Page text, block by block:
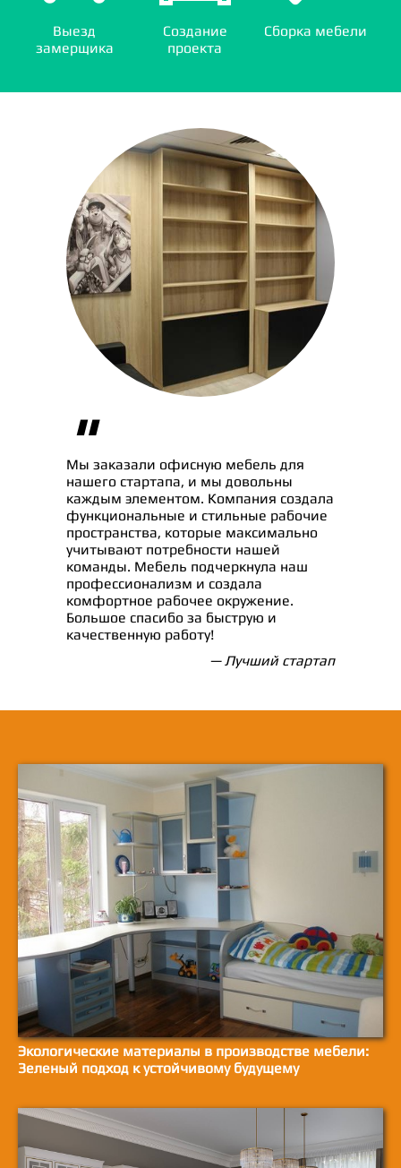
Выезд
замерщика
Создание
проекта
Сборка мебели
"
Мы заказали офисную мебель для
нашего стартапа, и мы довольны
каждым элементом. Компания создала
функциональные и стильные рабочие
пространства, которые максимально
учитывают потребности нашей
команды. Мебель подчеркнула наш
профессионализм и создала
комфортное рабочее окружение.
Большое спасибо за быструю и
качественную работу!
— Лучший стартап
Экологические материалы в производстве мебели:
Зеленый подход к устойчивому будущему